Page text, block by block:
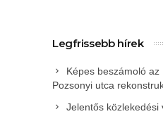
Legfrissebb hírek
Képes beszámoló az
Pozsonyi utca
Jelentős közlekedési